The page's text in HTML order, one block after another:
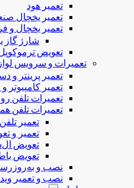
تعمیر هود
تعمیر یخچال
تعمیر یخچال و
شارژ گاز
تعویض
تعمیرات و سرویس
تعمیر پرینتر و
تعمیر کامپیوتر
تعمیرات تلفن
تعمیرات تلفن
تعمیر
تعمیر و
تعویض
تعویض
نصب و
نصب و تعمیر